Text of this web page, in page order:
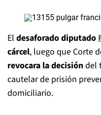
El desaforado diputado
cárcel, luego que Corte
revocara la decisióndel
cautelar de prisión
domiciliario.